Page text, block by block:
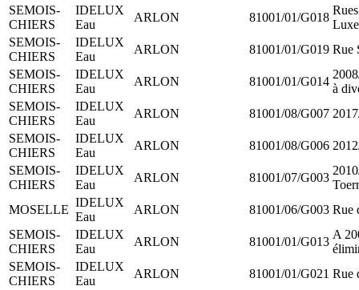
SEMOIS-
CHIERS
IDELUX
Eau
ARLON 81001/01/G018
SEMOIS-
CHIERS
IDELUX
Eau
ARLON 81001/01/G019 Rue
SEMOIS-
CHIERS
IDELUX
Eau
ARLON 81001/01/G014
à
SEMOIS-
CHIERS
IDELUX
Eau
ARLON 81001/08/G007
SEMOIS-
CHIERS
IDELUX
Eau
ARLON 81001/08/G006
SEMOIS-
CHIERS
IDELUX
Eau
ARLON 81001/07/G003
MOSELLE
IDELUX
Eau
ARLON 81001/06/G003 Rue
SEMOIS-
CHIERS
IDELUX
Eau
ARLON 81001/01/G013
A
SEMOIS-
CHIERS
IDELUX
Eau
ARLON 81001/01/G021 Rue